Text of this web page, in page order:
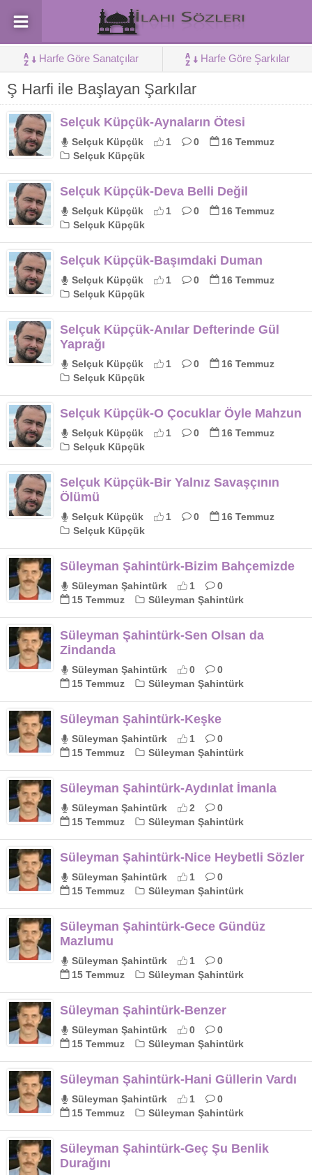
Harfe Göre Sanatçılar Harfe Göre Şarkılar
Ş Harfi ile Başlayan Şarkılar
Selçuk Küpçük-Aynaların Ötesi
Selçuk Küpçük 1 0
16 Temmuz
Selçuk Küpçük
Selçuk Küpçük-Deva Belli Değil
Selçuk Küpçük 1 0
16 Temmuz
Selçuk Küpçük
Selçuk Küpçük-Başımdaki Duman
Selçuk Küpçük 1 0
16 Temmuz
Selçuk Küpçük
Selçuk Küpçük-Anılar Defterinde Gül
Yaprağı
Selçuk Küpçük 1 0
16 Temmuz
Selçuk Küpçük
Selçuk Küpçük-O Çocuklar Öyle Mahzun
Selçuk Küpçük 1 0
16 Temmuz
Selçuk Küpçük
Selçuk Küpçük-Bir Yalnız Savaşçının
Ölümü
Selçuk Küpçük 1 0
16 Temmuz
Selçuk Küpçük
Süleyman Şahintürk-Bizim Bahçemizde
Süleyman Şahintürk 1
0
15 Temmuz
Süleyman Şahintürk
Süleyman Şahintürk-Sen Olsan da
Zindanda
Süleyman Şahintürk 0
0
15 Temmuz
Süleyman Şahintürk
Süleyman Şahintürk-Keşke
Süleyman Şahintürk 1
0
15 Temmuz
Süleyman Şahintürk
Süleyman Şahintürk-Aydınlat İmanla
Süleyman Şahintürk 2
0
15 Temmuz
Süleyman Şahintürk
Süleyman Şahintürk-Nice Heybetli Sözler
Süleyman Şahintürk 1
0
15 Temmuz
Süleyman Şahintürk
Süleyman Şahintürk-Gece Gündüz
Mazlumu
Süleyman Şahintürk 1
0
15 Temmuz
Süleyman Şahintürk
Süleyman Şahintürk-Benzer
Süleyman Şahintürk 0
0
15 Temmuz
Süleyman Şahintürk
Süleyman Şahintürk-Hani Güllerin Vardı
Süleyman Şahintürk 1
0
15 Temmuz
Süleyman Şahintürk
Süleyman Şahintürk-Geç Şu Benlik
Durağını